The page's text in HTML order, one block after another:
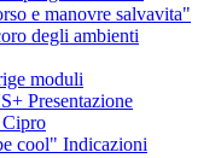
e manovre salvavita"
degli ambienti
moduli
Presentazione
Cipro
cool" Indicazioni